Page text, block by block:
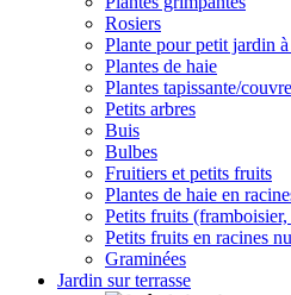
Rosiers
Plante pour petit jardin
Plantes de haie
Plantes tapissante/
Petits arbres
Buis
Bulbes
Fruitiers et petits fruits
Plantes de haie en
Petits fruits
Petits fruits en racines
Graminées
Jardin sur terrasse